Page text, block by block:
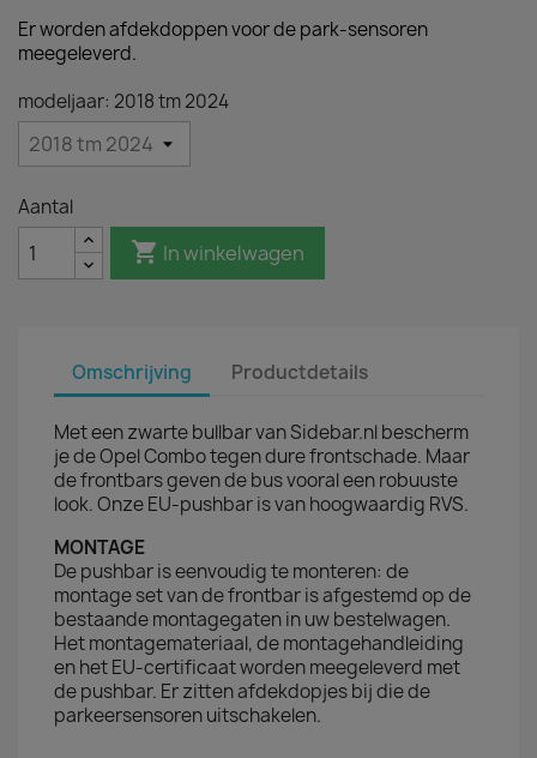
Er worden afdekdoppen voor de park-sensoren
meegeleverd.
modeljaar: 2018 tm 2024
Aantal
 In winkelwagen
Omschrijving Productdetails
Met een zwarte bullbar van Sidebar.nl bescherm
je de Opel Combo tegen dure frontschade. Maar
de frontbars geven de bus vooral een robuuste
look. Onze EU-pushbar is van hoogwaardig RVS.
MONTAGE
De pushbar is eenvoudig te monteren: de
montage set van de frontbar is afgestemd op de
bestaande montagegaten in uw bestelwagen.
Het montagemateriaal, de montagehandleiding
en het EU-certificaat worden meegeleverd met
de pushbar. Er zitten afdekdopjes bij die de
parkeersensoren uitschakelen.